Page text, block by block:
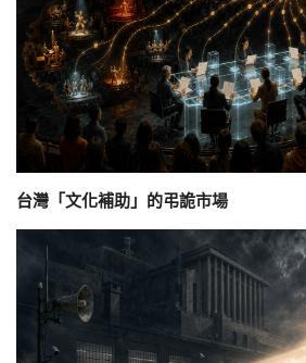
台灣「文化補助」的弔詭市場